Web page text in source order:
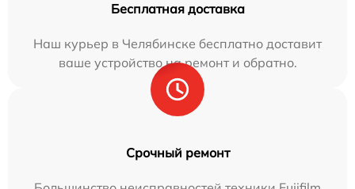
Бесплатная доставка
Наш курьер в Челябинске бесплатно доставит
ваше устройство на ремонт и обратно.
Срочный ремонт